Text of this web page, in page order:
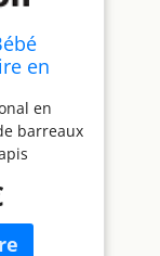
en
+
Bébé
Freins
en
barreaux
Le
sa
grande